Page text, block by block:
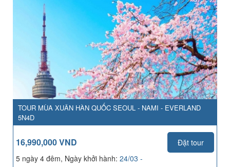
TOUR MÙA XUÂN HÀN QUỐC SEOUL - NAMI - EVERLAND
5N4D
16,990,000 VND
Đặt tour
5 ngày 4 đêm, Ngày khởi hành: 24/03 -